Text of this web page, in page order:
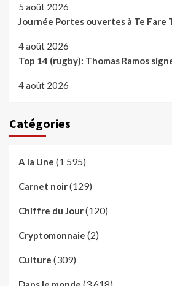
5 août 2026
Journée Portes ouvertes à Te Fare
4 août 2026
Top 14 (rugby): Thomas Ramos
4 août 2026
Catégories
A la Une (1 595)
Carnet noir(129)
Chiffre du Jour(120)
Cryptomonnaie (2)
Culture (309)